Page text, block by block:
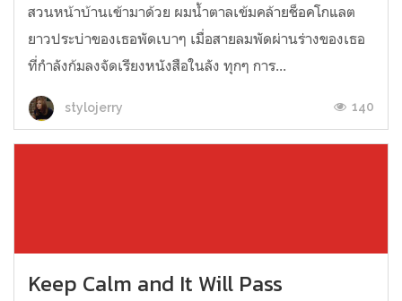
สวนหน้าบ้านเข้ามาด้วย ผมน้ำตาลเข้มคล้ายช็อคโกแลต
ยาวประบ่าของเธอพัดเบาๆ เมื่อสายลมพัดผ่านร่างของเธอ
ที่กำลังก้มลงจัดเรียงหนังสือในลัง ทุกๆ การ...
stylojerry 140
Keep Calm and It Will Pass